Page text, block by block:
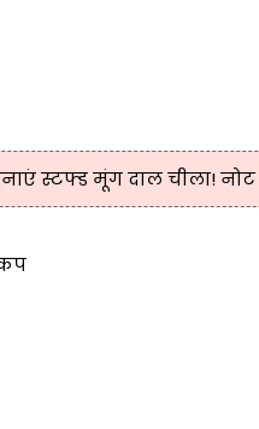
स्टफ्ड मूंग दाल चीला! नोट